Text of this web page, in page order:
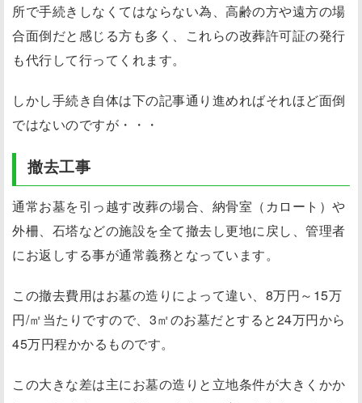
所で手続きしなくてはならない為、高齢の方や遠方の場
合面倒だと感じる方も多く、これらの改葬許可証の発行
も代行して行ってくれます。
しかし手続き自体は下の記事通り進めればそれほど面倒
ではないのですが・・・
撤去工事
通常お墓を引っ越す改葬の場合、納骨室（カロート）や
外柵、石塔などの施設を全て撤去し更地に戻し、管理者
にお返しする事が通常義務となっています。
この撤去費用はお墓の造りによって違い、8万円～15万
円/㎡当たりですので、3㎡のお墓だとすると24万円から
45万円程かかるものです。
この大きな差は主にお墓の造りと立地条件が大きくかか